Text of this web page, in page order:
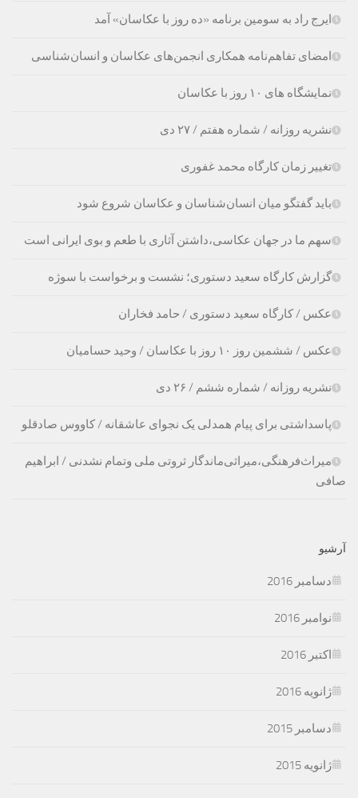
ایرج راد به سومین برنامه «ده روز با عکاسان» آمد
امضای تفاهم‌نامه همکاری انجمن‌های عکاسان و انسان‌شناسی
نمایشگاه های ۱۰ روز با عکاسان
نشریه روزانه / شماره هفتم / ۲۷ دی
تغییر زمان کارگاه محمد غفوری
باید گفتگو میان انسان‌شناسان و عکاسان شروع شود
سهم ما در جهان عکاسی،داشتن آثاری با طعم و بوی ایرانی است
گزارش کارگاه سعید دستوری؛ نشست و برخواست با سوژه
عکس / کارگاه سعید دستوری / حامد فخاران
عکس / ششمین روز ۱۰ روز با عکاسان / وحید حسامیان
نشریه روزانه / شماره ششم / ۲۶ دی
پاسداشتی برای پیام همدلی یک نجوای عاشقانه / کاووس صادقلو
میراث‌فرهنگی،‌میراثی‌ماندگار ثروتی ملی وتمام نشدنی / ابراهیم
صافی
آرشیو
دسامبر 2016
نوامبر 2016
اکتبر 2016
ژانویه 2016
دسامبر 2015
ژانویه 2015